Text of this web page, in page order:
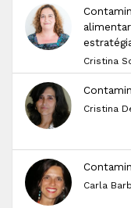
Cristina
Cristina
Carla